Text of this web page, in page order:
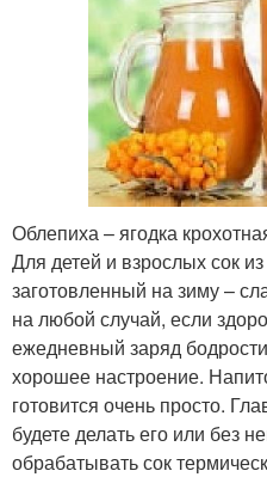
Облепиха – ягодка
Для детей и взрослых сок
заготовленный на зиму –
на любой случай, если
ежедневный заряд
хорошее настроение.
готовится очень просто.
будете делать его или без
обрабатывать сок